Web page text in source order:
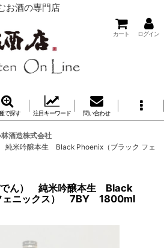
お酒の専門店
カート ログイン
で探す 注目キーワード 問い合わせ
酒造株式会社
純米吟醸本生 Black Phoenix（ブラック フェ
でん） 純米吟醸本生 Black
ェニックス） 7BY 1800ml